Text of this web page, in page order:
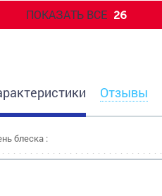
ПОКАЗАТЬ ВСЕ 26
Отзывы
блеска :